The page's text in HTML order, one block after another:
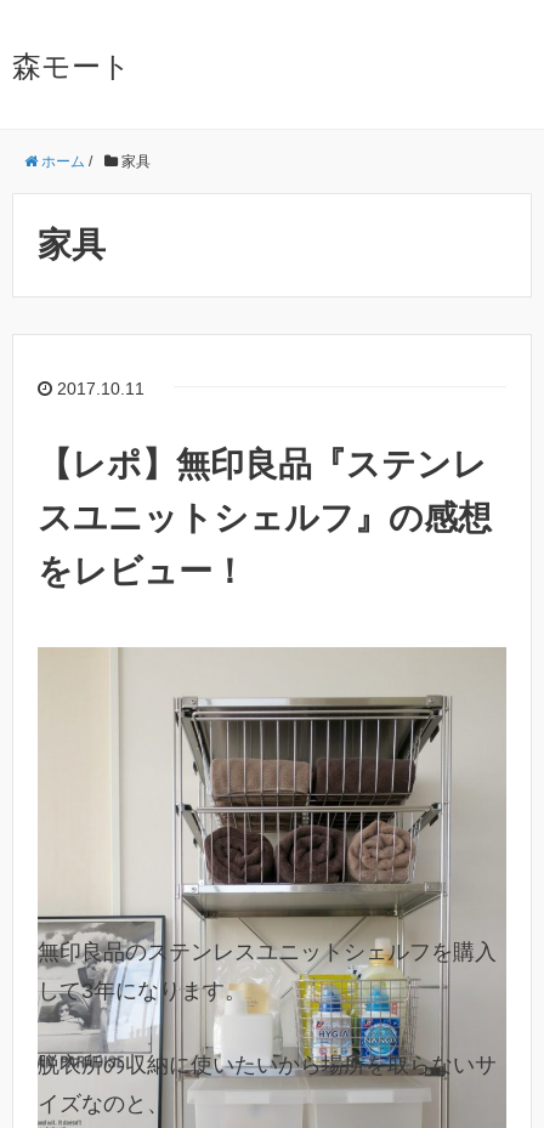
森モート
ホーム / 家具
家具
2017.10.11
【レポ】無印良品『ステンレ
スユニットシェルフ』の感想
をレビュー！
無印良品のステンレスユニットシェルフを購入
して3年になります。
脱衣所の収納に使いたいから場所を取らないサ
イズなのと、